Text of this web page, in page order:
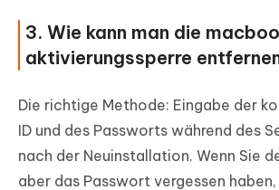
3. Wie kann man die
aktivierungssperre
Die richtige Methode: Eingabe der
ID und des Passworts während des
nach der Neuinstallation. Wenn Sie
aber das Passwort vergessen